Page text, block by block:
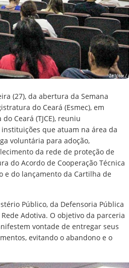
(27), da abertura da Semana
do Ceará (Esmec), em
Ceará (TJCE), reuniu
que atuam na área da
voluntária para adoção,
da rede de proteção de
do Acordo de Cooperação Técnica
e do lançamento da Cartilha de
Público, da Defensoria Pública
Adotiva. O objetivo da parceria
vontade de entregar seus
evitando o abandono e o